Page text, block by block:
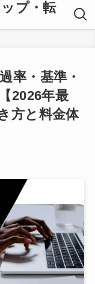
プ・転
率・基準・
2026年最
方と料金体